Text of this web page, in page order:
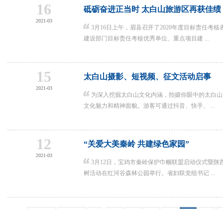
16
2021-03
砥砺奋进正当时 太白山旅游区再获佳绩
3月16日上午，眉县召开了2020年度目标责任考
建设部门目标责任考核优秀单位、重点项目建 ...
15
2021-03
太白山摄影、短视频、征文活动启事
为深入挖掘太白山文化内涵，拍摄你眼中的太白
文化魅力和精神面貌。游客可通过抖音、快手、 ...
12
2021-03
“关爱大美秦岭 共建绿色家园”
3月12日，宝鸡市秦岭保护巾帼联盟启动仪式暨陕
树活动在红河谷森林公园举行。省妇联党组书记 ...